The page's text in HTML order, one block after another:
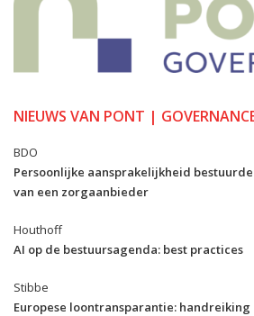
NIEUWS VAN PONT |
BDO
Persoonlijke aansprakelijkheid
van een zorgaanbieder
Houthoff
AI op de bestuursagenda: best practices
Stibbe
Europese loontransparantie: